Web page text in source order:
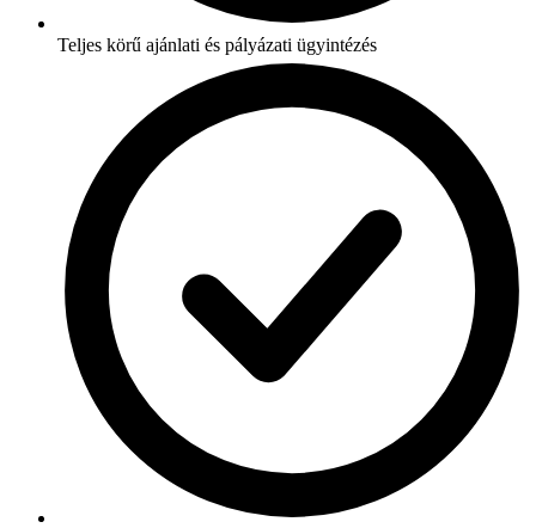
Teljes körű ajánlati és pályázati ügyintézés